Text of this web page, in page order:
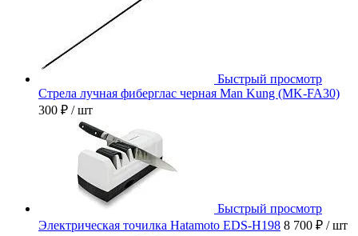
Быстрый просмотр
Стрела лучная фиберглас черная Man Kung (MK-FA30)
300 ₽ / шт
Быстрый просмотр
Электрическая точилка Hatamoto EDS-H198 8 700 ₽ / шт